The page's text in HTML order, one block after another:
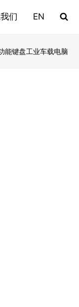
们 EN
能键盘工业车载电脑